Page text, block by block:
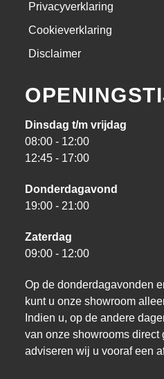
Privacyverklaring
Cookieverklaring
Disclaimer
Dinsdag t/m vrijdag
08:00 - 12:00
12:45 - 17:00
Donderdagavond
19:00 - 21:00
Zaterdag
09:00 - 12:00
Op de donderdagavonden
kunt u onze showroom
Indien u, op de andere
van onze showrooms direct
adviseren wij u vooraf een